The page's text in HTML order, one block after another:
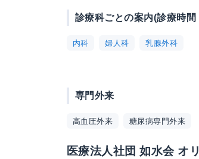
診療科ごとの案内(診療時間
内科 婦人科 乳腺外科
専門外来
高血圧外来 糖尿病専門外来
医療法人社団 如水会 オ